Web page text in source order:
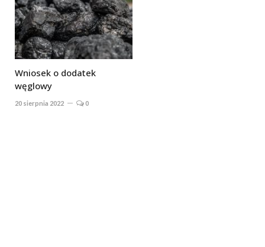
Wniosek o dodatek
węglowy
20 sierpnia 2022 0